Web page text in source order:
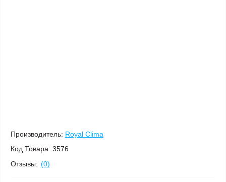
Производитель: Royal Clima
Код Товара: 3576
Отзывы: (0)